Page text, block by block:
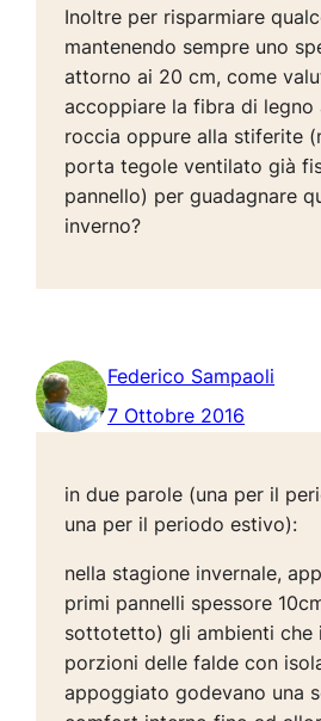
Inoltre per risparmiare
mantenendo sempre uno
attorno ai 20 cm, come
accoppiare la fibra di legno
roccia oppure alla stiferite
porta tegole ventilato già
pannello) per guadagnare
inverno?
Federico Sampaoli
7 Ottobre 2016
in due parole (una per il
una per il periodo estivo):
nella stagione invernale,
primi pannelli spessore
sottotetto) gli ambienti che
porzioni delle falde con
appoggiato godevano una